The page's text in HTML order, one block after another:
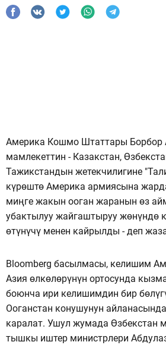
Америка Кошмо Штаттары Борбор
мамлекеттин - Казакстан,
Тажикстандын жетекчилигине
күрөштө Америка армиясына
миңге жакын ооган жаранын өз
убактылуу жайгаштыруу жөнүндө
өтүнүчү менен кайрылды - деп
Вloomberg басылмасы, келишим
Азия өлкөлөрүнүн ортосунда
боюнча ири келишимдин бир
Ооганстан конушунун
каралат. Ушул жумада Өзбекстан
тышкы иштер министрлери